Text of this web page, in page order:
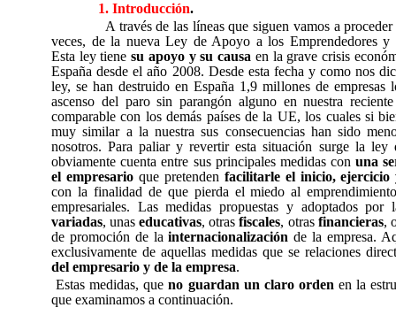
1. Introducción.
A través de las líneas que siguen vamos a
veces, de la nueva Ley de Apoyo a los Emprendedores y
Esta ley tienesu apoyo y su causa en la grave crisis
España desde el año 2008. Desde esta fecha y como nos
ley, se han destruido en España 1,9 millones de empresas
ascenso del paro sin parangón alguno en nuestra
comparable con los demás países de la UE, los cuales si
muy similar a la nuestra sus consecuencias han sido
nosotros. Para paliar y revertir esta situación surge la ley
obviamente cuenta entre sus principales medidas conuna
el empresarioque pretenden facilitarle el inicio, ejercicio
con la finalidad de que pierda el miedo al
empresariales. Las medidas propuestas y adoptados
variadas, unaseducativas, otrasfiscales, otras financieras,
de promoción de lainternacionalización de la empresa.
exclusivamente de aquellas medidas que se relaciones
del empresario y de la empresa.
Estas medidas, queno guardan un claro ordenen la
que examinamos a continuación.